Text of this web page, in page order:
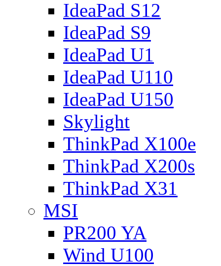
IdeaPad S12
IdeaPad S9
IdeaPad U1
IdeaPad U110
IdeaPad U150
Skylight
ThinkPad X100e
ThinkPad X200s
ThinkPad X31
MSI
PR200 YA
Wind U100